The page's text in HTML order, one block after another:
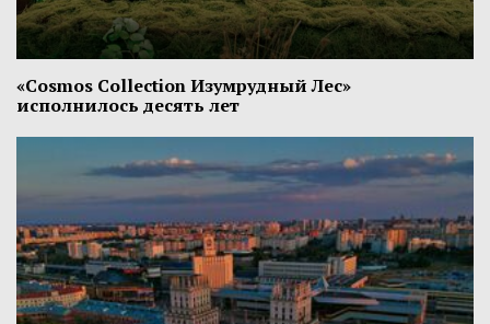
«Cosmos Collection Изумрудный Лес»
исполнилось десять лет